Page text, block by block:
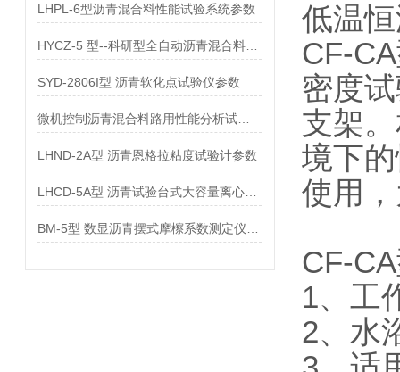
LHPL-6型沥青混合料性能试验系统参数
SYD-2806I型 沥青软化点试验仪参数
LHND-2A型 沥青恩格拉粘度试验计参数
低温
CF-
密度
支架
境下
使用
CF-
1、工
2、水